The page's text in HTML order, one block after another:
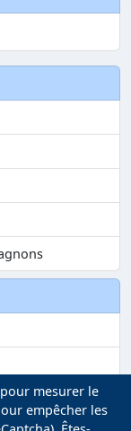
mesurer le
empêcher les